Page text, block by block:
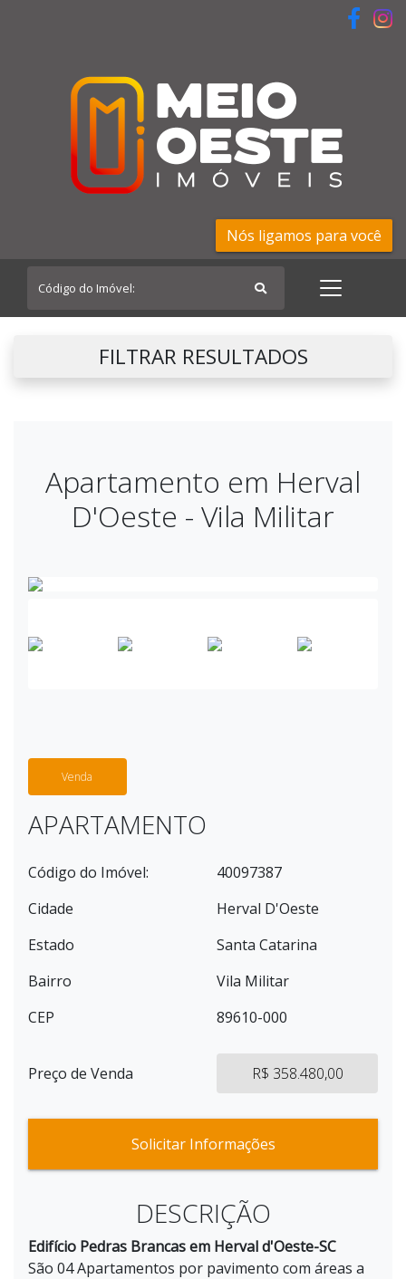
Nós ligamos para você
FILTRAR RESULTADOS
Apartamento em Herval
D'Oeste - Vila Militar
Venda
APARTAMENTO
Código do Imóvel:
40097387
Cidade
Herval D'Oeste
Estado
Santa Catarina
Bairro
Vila Militar
CEP
89610-000
Preço de Venda R$ 358.480,00
Solicitar Informações
DESCRIÇÃO
Edifício Pedras Brancas em Herval d'Oeste-SC
São 04 Apartamentos por pavimento com áreas a